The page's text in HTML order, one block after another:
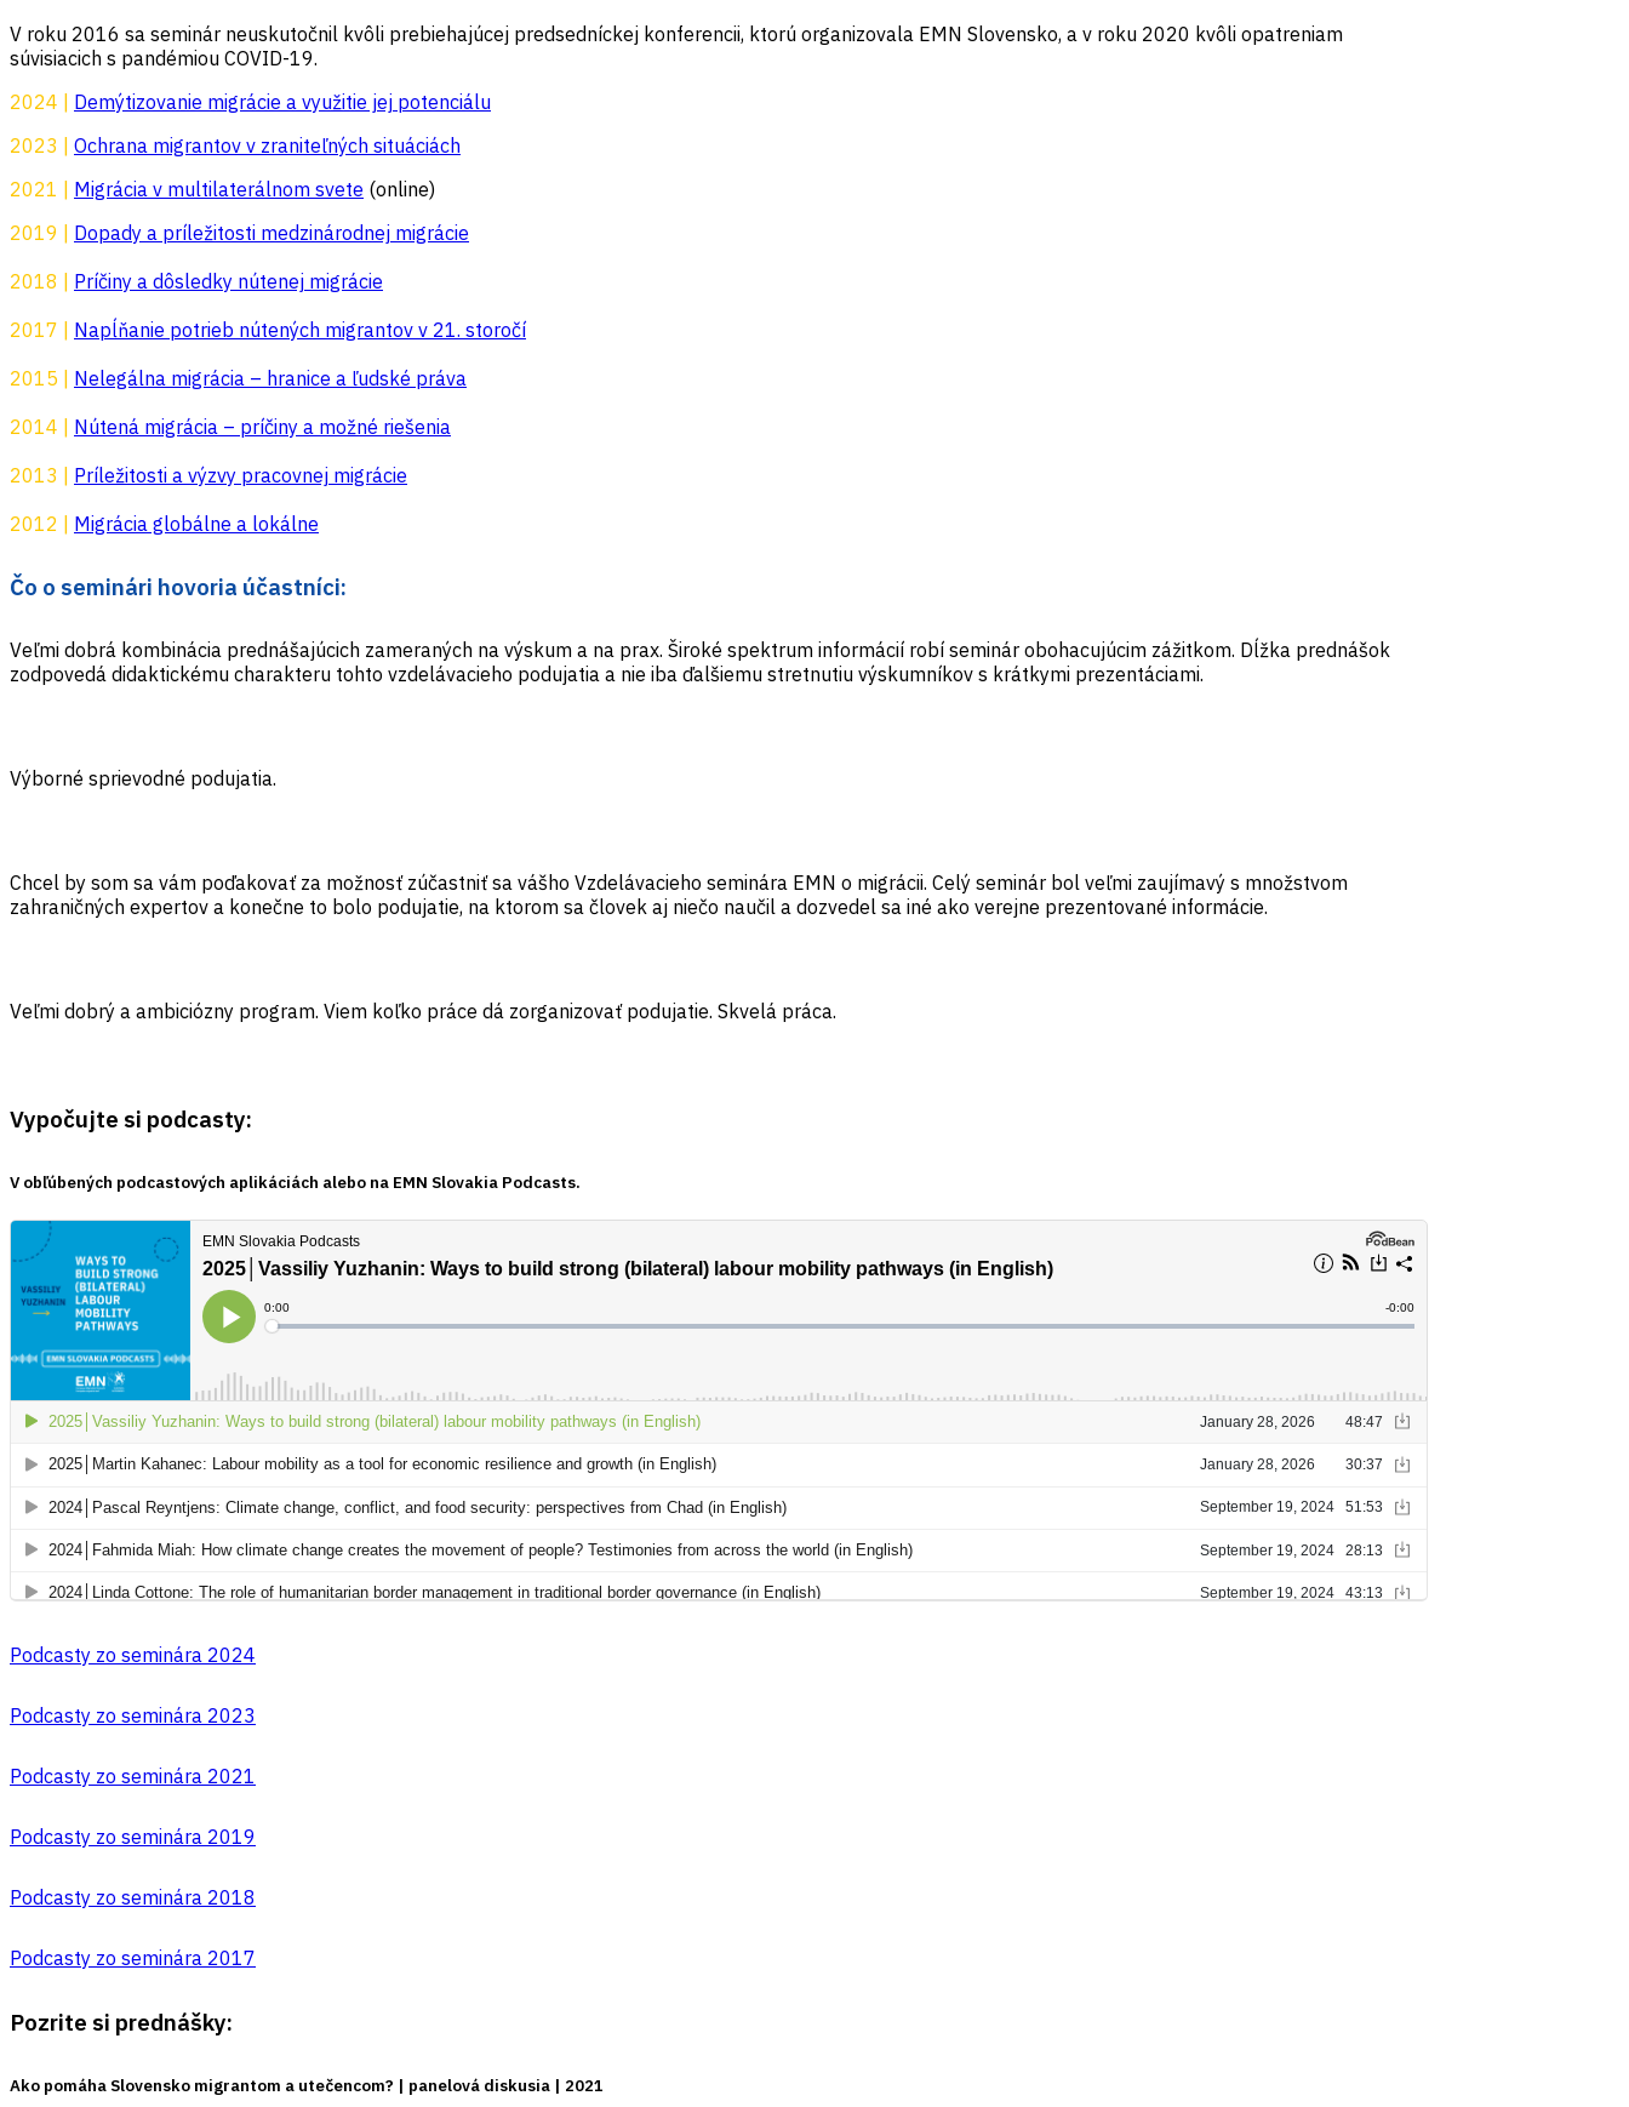
V roku 2016 sa seminár neuskutočnil kvôli prebiehajúcej predsedníckej konferencii, ktorú organizovala EMN Slovensko, a v roku 2020 kvôli opatreniam
súvisiacich s pandémiou COVID-19.
2024 | Demýtizovanie migrácie a využitie jej potenciálu
2023 | Ochrana migrantov v zraniteľných situáciách
2021 | Migrácia v multilaterálnom svete (online)
2019 | Dopady a príležitosti medzinárodnej migrácie
2018 | Príčiny a dôsledky nútenej migrácie
2017 | Napĺňanie potrieb nútených migrantov v 21. storočí
2015 | Nelegálna migrácia – hranice a ľudské práva
2014 | Nútená migrácia – príčiny a možné riešenia
2013 | Príležitosti a výzvy pracovnej migrácie
2012 | Migrácia globálne a lokálne
Čo o seminári hovoria účastníci:
Veľmi dobrá kombinácia prednášajúcich zameraných na výskum a na prax. Široké spektrum informácií robí seminár obohacujúcim zážitkom. Dĺžka prednášok
zodpovedá didaktickému charakteru tohto vzdelávacieho podujatia a nie iba ďalšiemu stretnutiu výskumníkov s krátkymi prezentáciami.
Výborné sprievodné podujatia.
Chcel by som sa vám poďakovať za možnosť zúčastniť sa vášho Vzdelávacieho seminára EMN o migrácii. Celý seminár bol veľmi zaujímavý s množstvom
zahraničných expertov a konečne to bolo podujatie, na ktorom sa človek aj niečo naučil a dozvedel sa iné ako verejne prezentované informácie.
Veľmi dobrý a ambiciózny program. Viem koľko práce dá zorganizovať podujatie. Skvelá práca.
Vypočujte si podcasty:
V obľúbených podcastových aplikáciách alebo na EMN Slovakia Podcasts.
Podcasty zo seminára 2024
Podcasty zo seminára 2023
Podcasty zo seminára 2021
Podcasty zo seminára 2019
Podcasty zo seminára 2018
Podcasty zo seminára 2017
Pozrite si prednášky:
Ako pomáha Slovensko migrantom a utečencom? | panelová diskusia | 2021